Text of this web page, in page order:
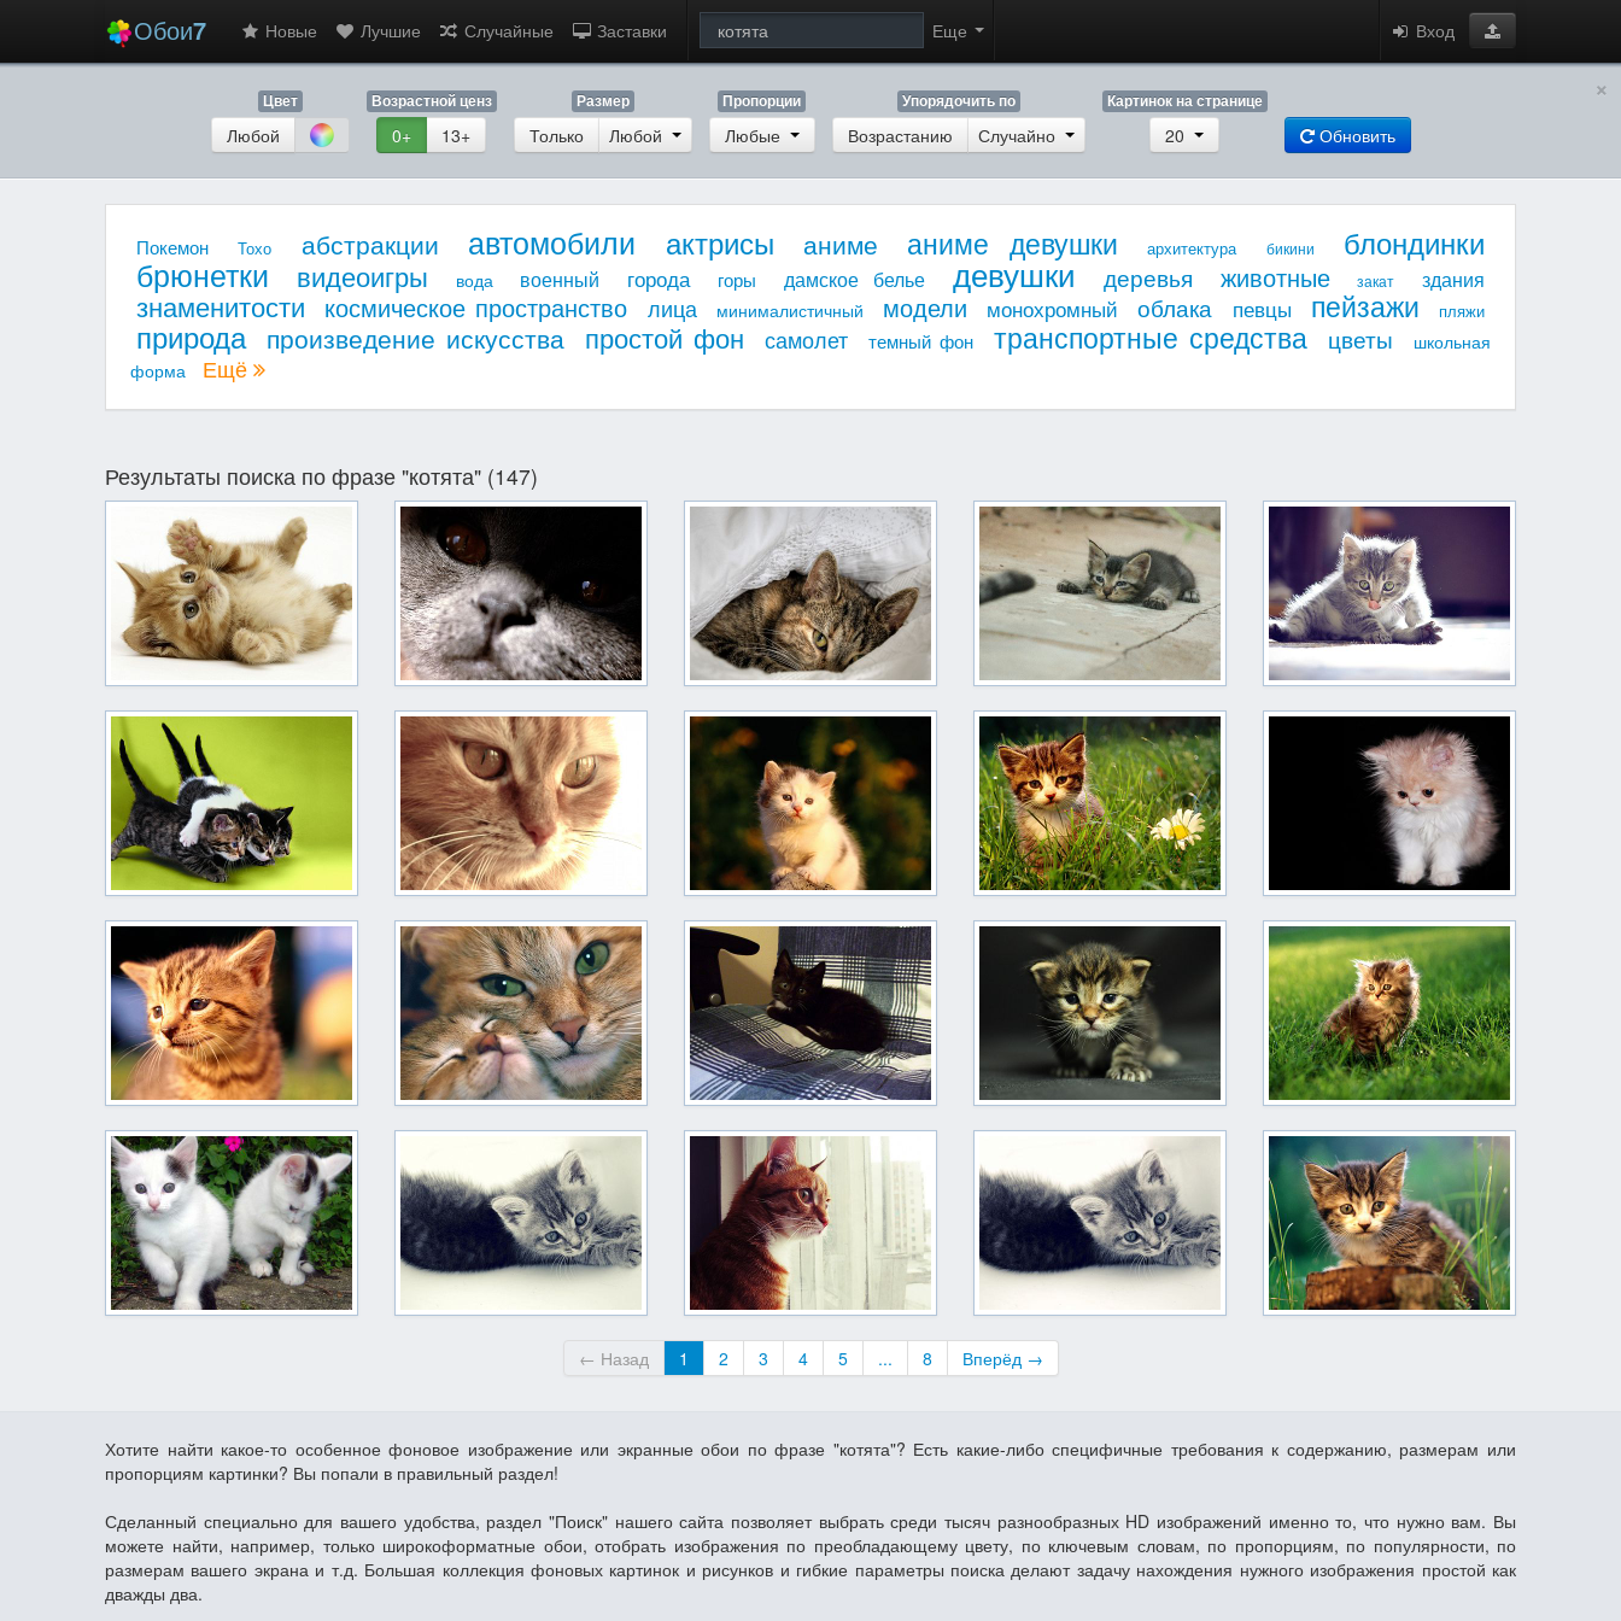
Обои7 Новые Лучшие Случайные Заставки Еще Вход
×
Цвет
Любой
Возрастной ценз
0+ 13+
Размер
Только Любой
Пропорции
Любые
Упорядочить по
Возрастанию Случайно
Картинок на странице
20 Обновить
Покемон Тохо абстракции автомобили актрисы аниме аниме девушки архитектура бикини блондинки
брюнетки видеоигры вода военный города горы дамское белье девушки деревья животные закат здания
знаменитости космическое пространство лица минималистичный модели монохромный облака певцы пейзажи пляжи
природа произведение искусства простой фон самолет темный фон транспортные средства цветы
школьная
форма
Ещё
Результаты поиска по фразе "котята" (147)
← Назад 1 2 3 4 5 ... 8 Вперёд →
Хотите найти какое-то особенное фоновое изображение или экранные обои по фразе "котята"? Есть какие-либо специфичные требования к содержанию, размерам или
пропорциям картинки? Вы попали в правильный раздел!
Сделанный специально для вашего удобства, раздел "Поиск" нашего сайта позволяет выбрать среди тысяч разнообразных HD изображений именно то, что нужно вам. Вы
можете найти, например, только широкоформатные обои, отобрать изображения по преобладающему цвету, по ключевым словам, по пропорциям, по популярности, по
размерам вашего экрана и т.д. Большая коллекция фоновых картинок и рисунков и гибкие параметры поиска делают задачу нахождения нужного изображения простой как
дважды два.